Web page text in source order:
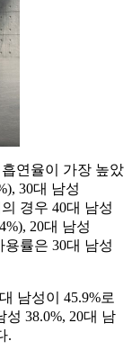
연율이 가장 높았
30대 남성
경우 40대 남성
20대 남성
률은 30대 남성
남성이 45.9%로
성 38.0%, 20대 남
.